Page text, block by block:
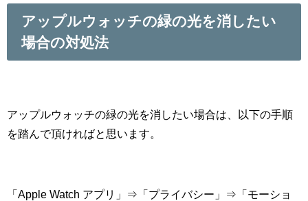
アップルウォッチの緑の光を消したい
場合の対処法
アップルウォッチの緑の光を消したい場合は、以下の手順
を踏んで頂ければと思います。
「Apple Watch アプリ」⇒「プライバシー」⇒「モーショ